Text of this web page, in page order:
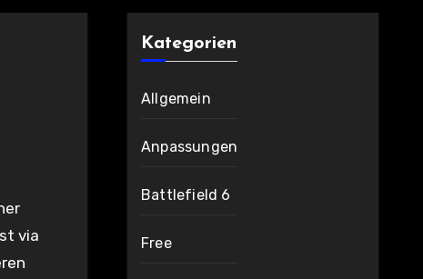
via
Kategorien
Allgemein
Anpassungen
Battlefield 6
Free